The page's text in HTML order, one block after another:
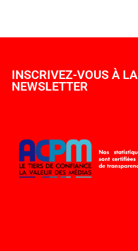
INSCRIVEZ-VOUS À LA
NEWSLETTER